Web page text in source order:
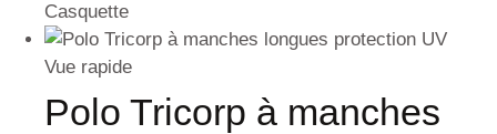
Casquette
Vue rapide
Polo Tricorp à manches